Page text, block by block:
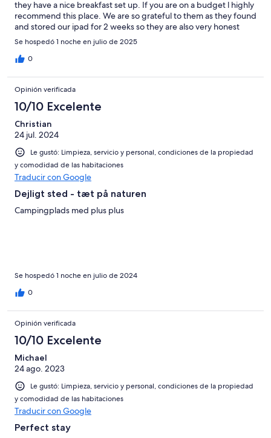
they have a nice breakfast set up. If you are on a budget l highly
recommend this place. We are so grateful to them as they found
and stored our ipad for 2 weeks so they are also very honest
Se hospedó 1 noche en julio de 2025
0
Opinión verificada
10/10 Excelente
Christian
24 jul. 2024
Le gustó: Limpieza, servicio y personal, condiciones de la propiedad
y comodidad de las habitaciones
Traducir con Google
Dejligt sted - tæt på naturen
Campingplads med plus plus
Se hospedó 1 noche en julio de 2024
0
Opinión verificada
10/10 Excelente
Michael
24 ago. 2023
Le gustó: Limpieza, servicio y personal, condiciones de la propiedad
y comodidad de las habitaciones
Traducir con Google
Perfect stay